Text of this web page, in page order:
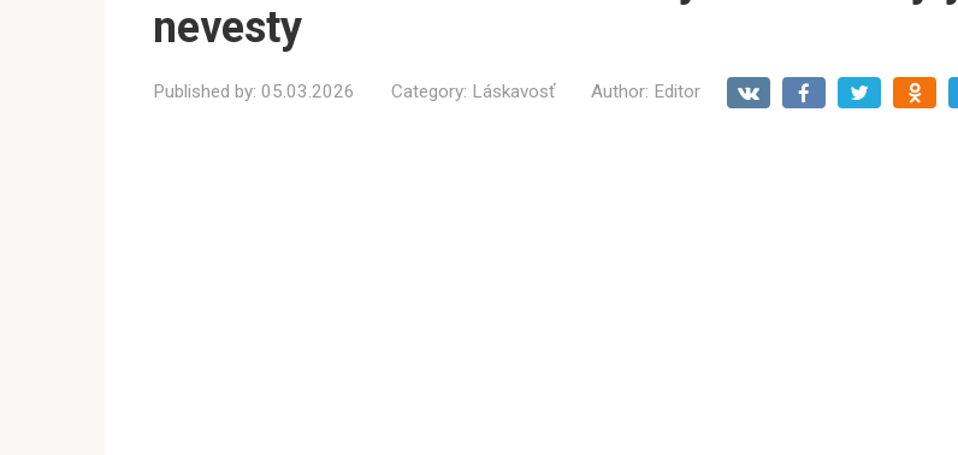
nevesty
Published by: 05.03.2026 Category: Láskavosť Author: Editor